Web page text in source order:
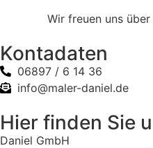
Wir freuen uns
Kontadaten
06897 / 6 14 36
info@maler-daniel.de
Hier finden Sie
Daniel GmbH